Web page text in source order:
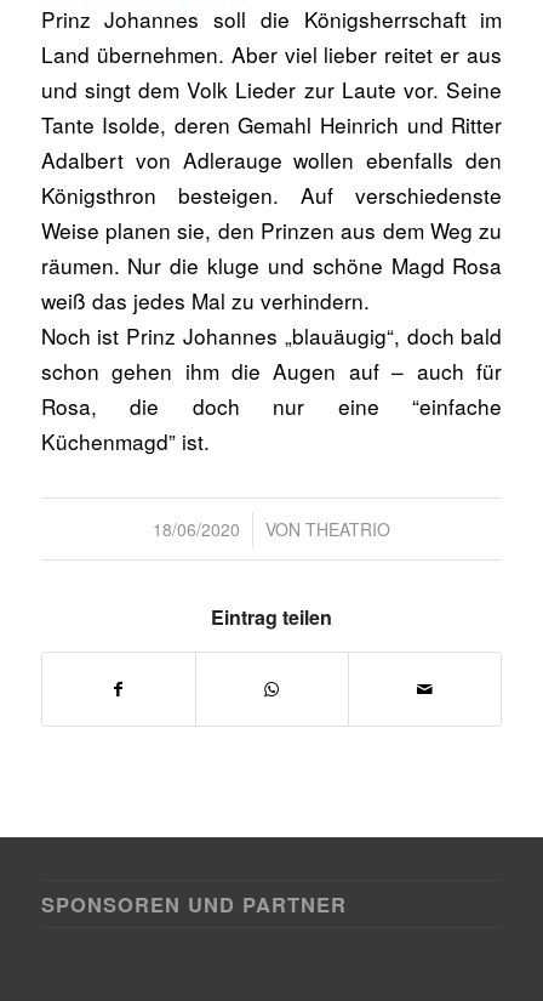
Prinz Johannes soll die Königsherrschaft im
Land übernehmen. Aber viel lieber reitet er aus
und singt dem Volk Lieder zur Laute vor. Seine
Tante Isolde, deren Gemahl Heinrich und Ritter
Adalbert von Adlerauge wollen ebenfalls den
Königsthron besteigen. Auf verschiedenste
Weise planen sie, den Prinzen aus dem Weg zu
räumen. Nur die kluge und schöne Magd Rosa
weiß das jedes Mal zu verhindern.
Noch ist Prinz Johannes „blauäugig“, doch bald
schon gehen ihm die Augen auf – auch für
Rosa, die doch nur eine “einfache
Küchenmagd” ist.
18/06/2020
/ VON THEATRIO
Eintrag teilen
SPONSOREN UND PARTNER